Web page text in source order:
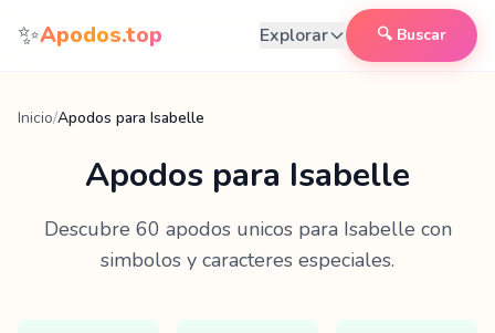
Saltar al contenido
✨Apodos.top Explorar 🔍 Buscar
Inicio/Apodos para Isabelle
Apodos para Isabelle
Descubre 60 apodos unicos para Isabelle con
simbolos y caracteres especiales.